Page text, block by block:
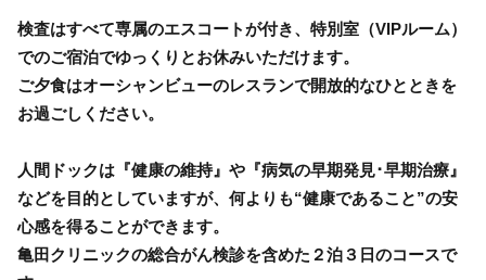
検査はすべて専属のエスコートが付き、特別室（VIPルーム）
でのご宿泊でゆっくりとお休みいただけます。
ご夕食はオーシャンビューのレスランで開放的なひとときを
お過ごしください。
人間ドックは『健康の維持』や『病気の早期発見･早期治療』
などを目的としていますが、何よりも“健康であること”の安
心感を得ることができます。
亀田クリニックの総合がん検診を含めた２泊３日のコースで